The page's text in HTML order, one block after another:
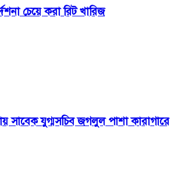
চেয়ে করা রিট খারিজ
সাবেক যুগ্মসচিব জগলুল পাশা কারাগারে